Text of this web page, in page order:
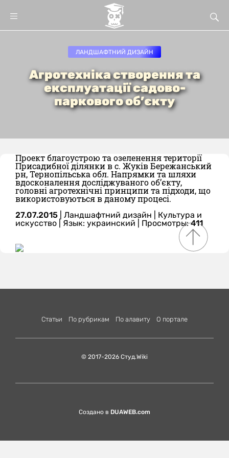
ЛАНДШАФТНИЙ ДИЗАЙН
Агротехніка створення та
експлуатації садово-
паркового об’єкту
Проект благоустрою та озеленення території
Присадибної ділянки в с. Жуків Бережанський
рн, Тернопільська обл. Напрямки та шляхи
вдосконалення досліджуваного об’єкту,
головні агротехнічні принципи та підходи, що
використовуються в даному процесі.
27.07.2015 Ландшафтний дизайн
Культура и
искусство | Язык: украинский | Просмотры:411
Статьи По рубрикам По алавиту О портале
© 2017-2026 Студ.Wiki
Создано в DUAWEB.com